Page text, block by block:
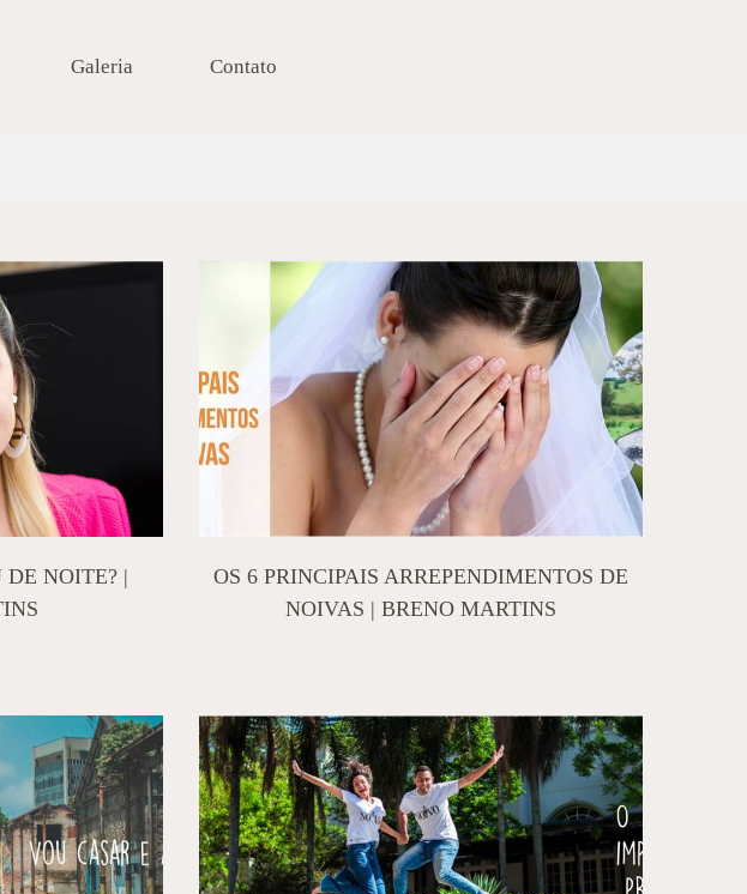
Galeria Contato
NOITE? |
OS 6 PRINCIPAIS ARREPENDIMENTOS DE
NOIVAS | BRENO MARTINS